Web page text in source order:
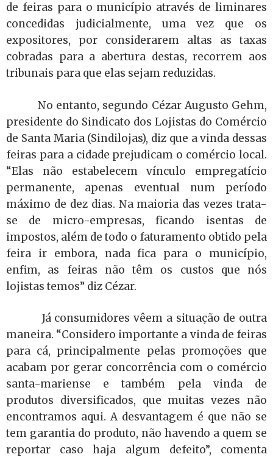
de feiras para o município através de liminares
concedidas judicialmente, uma vez que os
expositores, por considerarem altas as taxas
cobradas para a abertura destas, recorrem aos
tribunais para que elas sejam reduzidas.
No entanto, segundo Cézar Augusto Gehm,
presidente do Sindicato dos Lojistas do Comércio
de Santa Maria (Sindilojas), diz que a vinda dessas
feiras para a cidade prejudicam o comércio local.
“Elas não estabelecem vínculo empregatício
permanente, apenas eventual num período
máximo de dez dias. Na maioria das vezes trata-
se de micro-empresas, ficando isentas de
impostos, além de todo o faturamento obtido pela
feira ir embora, nada fica para o município,
enfim, as feiras não têm os custos que nós
lojistas temos” diz Cézar.
Já consumidores vêem a situação de outra
maneira. “Considero importante a vinda de feiras
para cá, principalmente pelas promoções que
acabam por gerar concorrência com o comércio
santa-mariense e também pela vinda de
produtos diversificados, que muitas vezes não
encontramos aqui. A desvantagem é que não se
tem garantia do produto, não havendo a quem se
reportar caso haja algum defeito”, comenta